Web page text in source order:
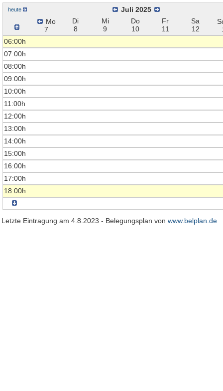
heute
Juli 2025
Mo
7
Di
8
Mi
9
Do
10
Fr
11
Sa
12
06:00h
07:00h
08:00h
09:00h
10:00h
11:00h
12:00h
13:00h
14:00h
15:00h
16:00h
17:00h
18:00h
Letzte Eintragung am 4.8.2023 - Belegungsplan von www.belplan.de